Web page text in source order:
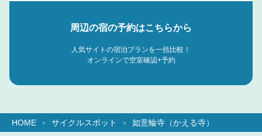
周辺の宿の予約はこちらから
人気サイトの宿泊プランを一括比較！
オンラインで空室確認+予約
HOME サイクルスポット 如意輪寺（かえる寺）